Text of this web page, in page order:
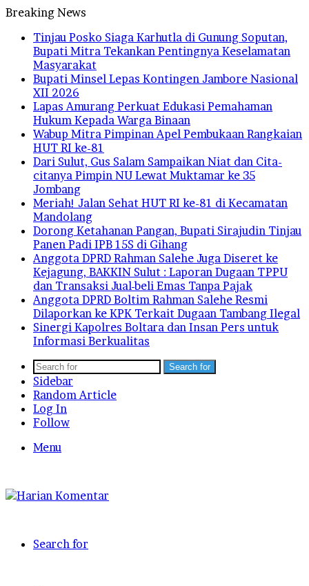
Breaking News
Tinjau Posko Siaga Karhutla di Gunung Soputan,
Bupati Mitra Tekankan Pentingnya Keselamatan
Masyarakat
Bupati Minsel Lepas Kontingen Jambore Nasional
XII 2026
Lapas Amurang Perkuat Edukasi Pemahaman
Hukum Kepada Warga Binaan
Wabup Mitra Pimpinan Apel Pembukaan Rangkaian
HUT RI ke-81
Dari Sulut, Gus Salam Sampaikan Niat dan Cita-
citanya Pimpin NU Lewat Muktamar ke 35
Jombang
Meriah! Jalan Sehat HUT RI ke-81 di Kecamatan
Mandolang
Dorong Ketahanan Pangan, Bupati Sirajudin Tinjau
Panen Padi IPB 15S di Gihang
Anggota DPRD Rahman Salehe Juga Diseret ke
Kejagung, BAKKIN Sulut : Laporan Dugaan TPPU
dan Transaksi Jual-beli Emas Tanpa Pajak
Anggota DPRD Boltim Rahman Salehe Resmi
Dilaporkan ke KPK Terkait Dugaan Tambang Ilegal
Sinergi Kapolres Boltara dan Insan Pers untuk
Informasi Berkualitas
Search for
Sidebar
Random Article
Log In
Follow
Menu
Search for